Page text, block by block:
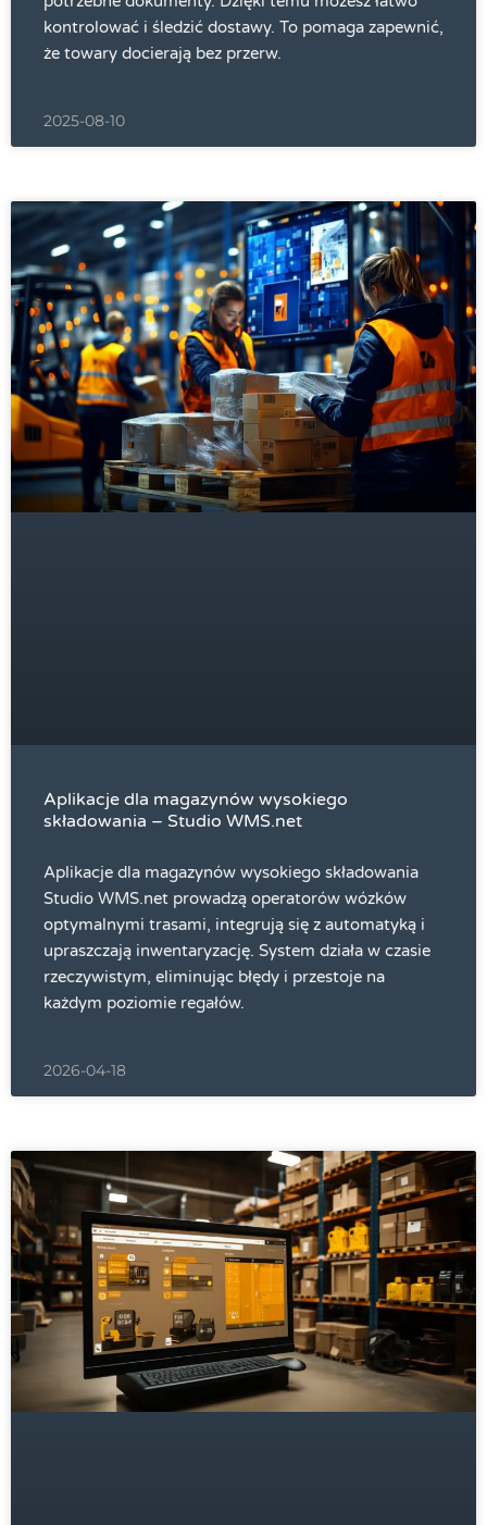
kontrolować i śledzić dostawy. To pomaga zapewnić,
że towary docierają bez przerw.
2025-08-10
Aplikacje dla magazynów wysokiego
składowania – Studio WMS.net
Aplikacje dla magazynów wysokiego składowania
Studio WMS.net prowadzą operatorów wózków
optymalnymi trasami, integrują się z automatyką i
upraszczają inwentaryzację. System działa w czasie
rzeczywistym, eliminując błędy i przestoje na
każdym poziomie regałów.
2026-04-18